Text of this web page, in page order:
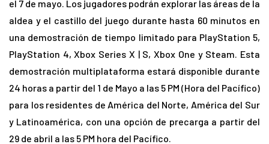
el 7 de mayo. Los jugadores podrán explorar las áreas de la
aldea y el castillo del juego durante hasta 60 minutos en
una demostración de tiempo limitado para PlayStation 5,
PlayStation 4, Xbox Series X | S, Xbox One y Steam. Esta
demostración multiplataforma estará disponible durante
24 horas a partir del 1 de Mayo a las 5 PM (Hora del Pacífico)
para los residentes de América del Norte, América del Sur
y Latinoamérica, con una opción de precarga a partir del
29 de abril a las 5 PM hora del Pacífico.